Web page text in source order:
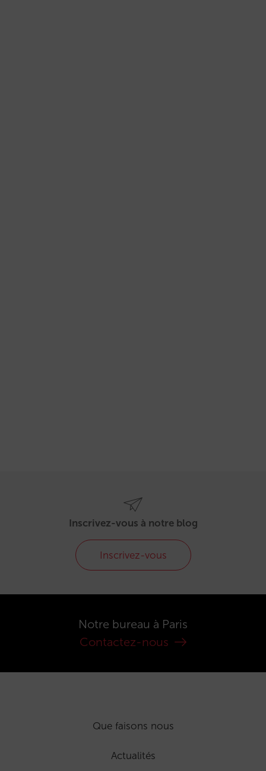
Inscrivez-vous à notre blog
Inscrivez-vous
Notre bureau à Paris
Contactez-nous
Que faisons nous
Actualités